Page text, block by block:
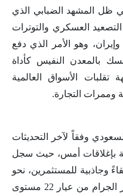
في ظل المشهد الضبابي الذي
العسكري والتوترات
وإيران، وهو الأمر الذي دفع
بالمعدن النفيس كأداة
الأسواق العالمية
وممرات التجارة.
وفقاً لآخر التحديثات
بإغلاقات أمس، حيث سجل
عيار 24، الأكثر نقاءً وجاذبية للمستثمرين، نحو
577.50 ريال سعودي، بينما بلغ سعر الجرام من عيار 22 مستوى